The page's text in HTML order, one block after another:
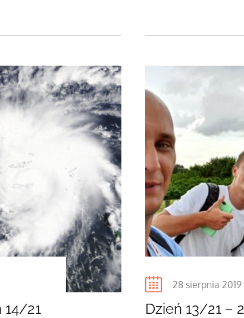
14/21
Posted
28 sierpnia 2019
Dzień 13/21 –